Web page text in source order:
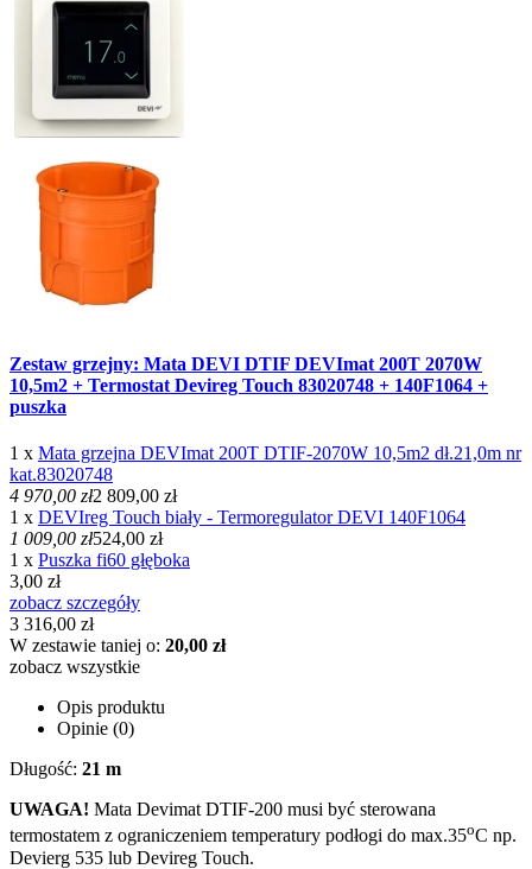
Zestaw grzejny: Mata DEVI DTIF DEVImat 200T 2070W
10,5m2 + Termostat Devireg Touch 83020748 + 140F1064 +
puszka
1 x Mata grzejna DEVImat 200T DTIF-2070W 10,5m2 dł.21,0m nr
kat.83020748
4 970,00 zł2 809,00 zł
1 x DEVIreg Touch biały - Termoregulator DEVI 140F1064
1 009,00 zł524,00 zł
1 x Puszka fi60 głęboka
3,00 zł
zobacz szczegóły
3 316,00 zł
W zestawie taniej o: 20,00 zł
zobacz wszystkie
Opis produktu
Opinie (0)
Długość: 21 m
UWAGA! Mata Devimat DTIF-200 musi być sterowana
termostatem z ograniczeniem temperatury podłogi do max.35oC np.
Devierg 535 lub Devireg Touch.